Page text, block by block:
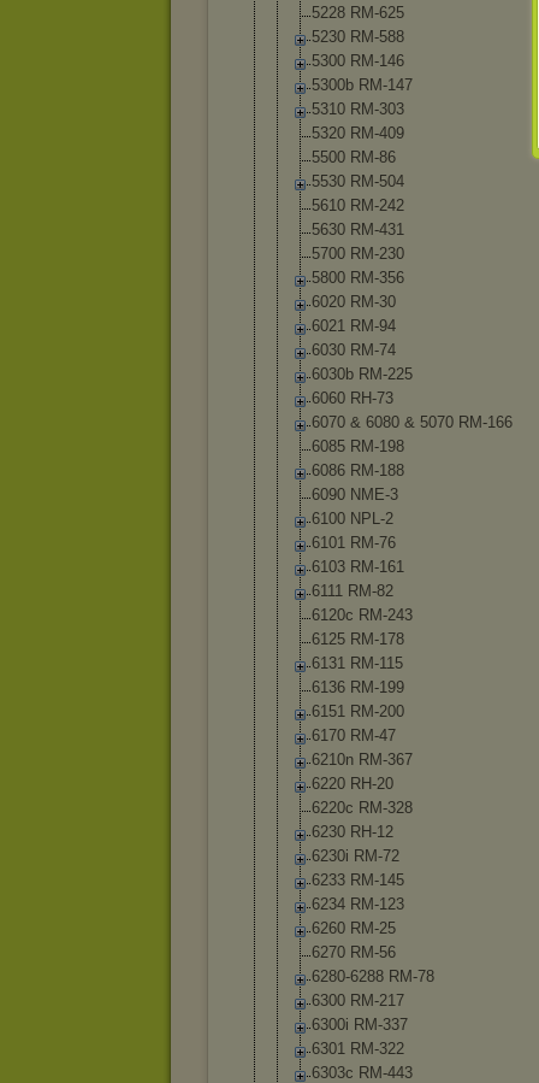
5228 RM-625
5230 RM-588
5300 RM-146
5300b RM-147
5310 RM-303
5320 RM-409
5500 RM-86
5530 RM-504
5610 RM-242
5630 RM-431
5700 RM-230
5800 RM-356
6020 RM-30
6021 RM-94
6030 RM-74
6030b RM-225
6060 RH-73
6070 & 6080 & 5070 RM-166
6085 RM-198
6086 RM-188
6090 NME-3
6100 NPL-2
6101 RM-76
6103 RM-161
6111 RM-82
6120c RM-243
6125 RM-178
6131 RM-115
6136 RM-199
6151 RM-200
6170 RM-47
6210n RM-367
6220 RH-20
6220c RM-328
6230 RH-12
6230i RM-72
6233 RM-145
6234 RM-123
6260 RM-25
6270 RM-56
6280-6288 RM-78
6300 RM-217
6300i RM-337
6301 RM-322
6303c RM-443